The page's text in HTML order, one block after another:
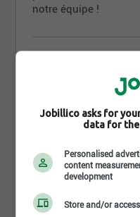
notre équipe !
16 mars 2024
Salon du
Lévis
QC
Venez nous
Jobillico asks for
data for
Personalised
content
development
Store and/or